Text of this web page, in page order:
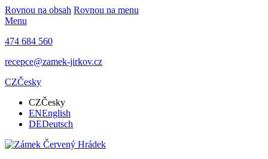
Rovnou na obsah Rovnou na menu
Menu
474 684 560
recepce@zamek-jirkov.cz
CZČesky
CZČesky
ENEnglish
DEDeutsch